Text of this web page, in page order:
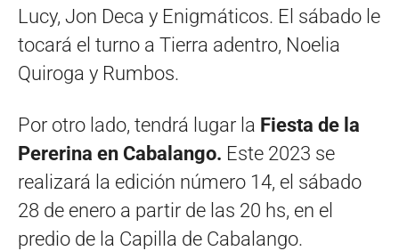
Lucy, Jon Deca y Enigmáticos. El sábado le
tocará el turno a Tierra adentro, Noelia
Quiroga y Rumbos.
Por otro lado, tendrá lugar la Fiesta de la
Pererina en Cabalango. Este 2023 se
realizará la edición número 14, el sábado
28 de enero a partir de las 20 hs, en el
predio de la Capilla de Cabalango.